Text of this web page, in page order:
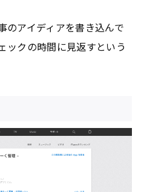
のアイディアを書き込んで
ックの時間に見返すという